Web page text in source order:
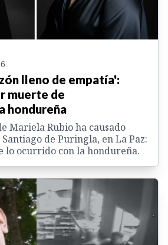
lleno de empatía':
muerte de
hondureña
Mariela Rubio ha causado
de Puringla, en La Paz:
lo ocurrido con la hondureña.